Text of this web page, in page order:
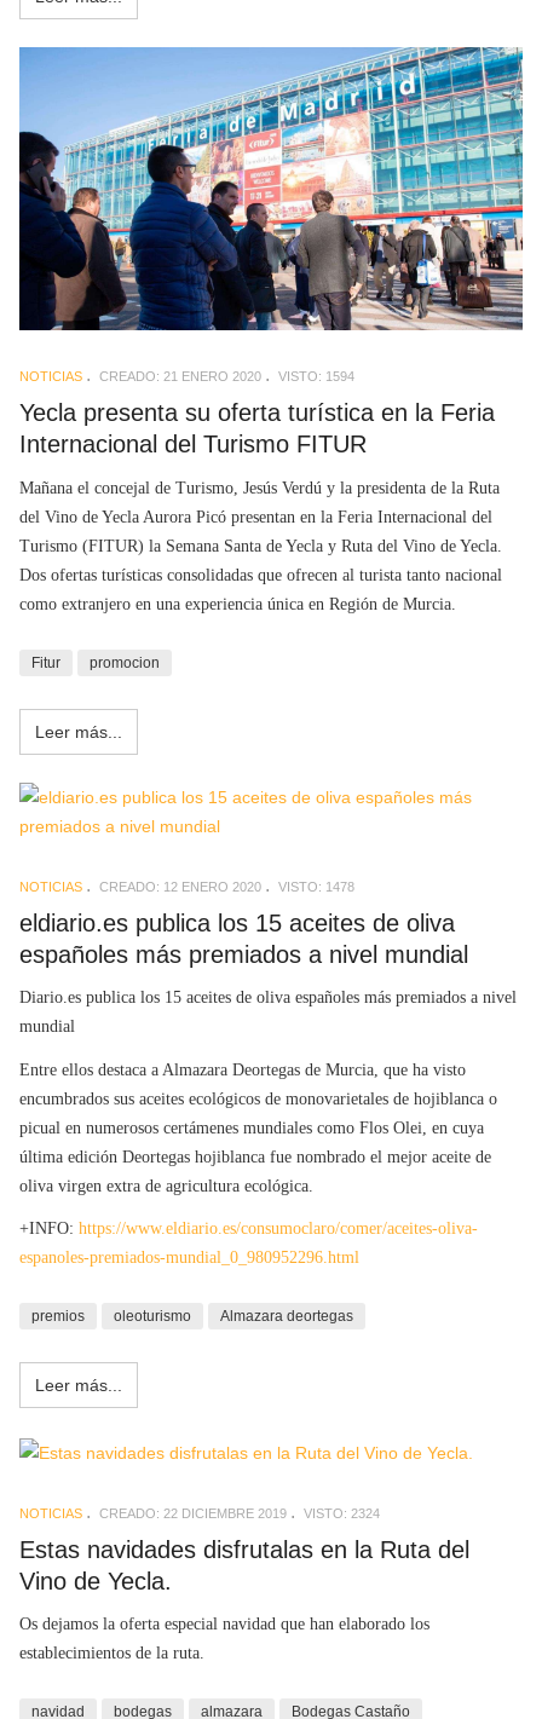
NOTICIAS CREADO: 21 ENERO 2020 VISTO: 1594
Yecla presenta su oferta turística en la Feria
Internacional del Turismo FITUR
Mañana el concejal de Turismo, Jesús Verdú y la presidenta de la Ruta
del Vino de Yecla Aurora Picó presentan en la Feria Internacional del
Turismo (FITUR) la Semana Santa de Yecla y Ruta del Vino de Yecla.
Dos ofertas turísticas consolidadas que ofrecen al turista tanto nacional
como extranjero en una experiencia única en Región de Murcia.
Fitur promocion
Leer más...
NOTICIAS CREADO: 12 ENERO 2020 VISTO: 1478
eldiario.es publica los 15 aceites de oliva
españoles más premiados a nivel mundial
Diario.es publica los 15 aceites de oliva españoles más premiados a nivel
mundial
Entre ellos destaca a Almazara Deortegas de Murcia, que ha visto
encumbrados sus aceites ecológicos de monovarietales de hojiblanca o
picual en numerosos certámenes mundiales como Flos Olei, en cuya
última edición Deortegas hojiblanca fue nombrado el mejor aceite de
oliva virgen extra de agricultura ecológica.
+INFO: https://www.eldiario.es/consumoclaro/comer/aceites-oliva-
espanoles-premiados-mundial_0_980952296.html
premios oleoturismo Almazara deortegas
Leer más...
NOTICIAS CREADO: 22 DICIEMBRE 2019 VISTO: 2324
Estas navidades disfrutalas en la Ruta del
Vino de Yecla.
Os dejamos la oferta especial navidad que han elaborado los
establecimientos de la ruta.
navidad bodegas almazara Bodegas Castaño